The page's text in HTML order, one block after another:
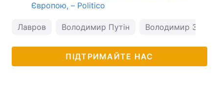
Європою, – Politico
Лавров Володимир Путін Володимир
ПІДТРИМАЙТЕ НАС